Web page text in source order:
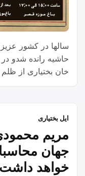
سالها در کشور
حاشیه رانده شدو
خان بختیاری از
شد
ایل بختیاری
مریم
جهان
خواهد داشت